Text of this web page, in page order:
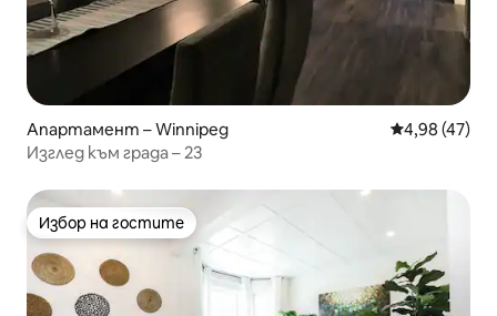
Апартамент – Winnipeg Средна
4,98 (47)
Изглед към града – 23
Избор на гостите
Избор на гостите